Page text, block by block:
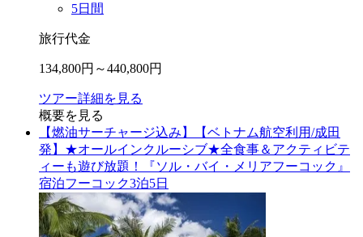
5日間
旅行代金
134,800円～440,800円
ツアー詳細を見る
概要を見る
【燃油サーチャージ込み】【ベトナム航空利用/成田
発】★オールインクルーシブ★全食事＆アクティビテ
ィーも遊び放題！『ソル・バイ・メリアフーコック』
宿泊フーコック3泊5日